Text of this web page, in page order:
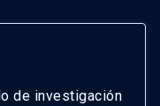
de investigación